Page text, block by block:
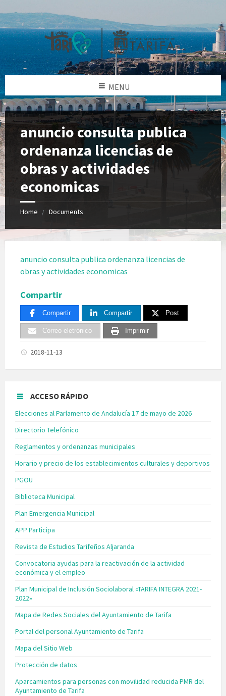
MENU
anuncio consulta publica
ordenanza licencias de
obras y actividades
economicas
Home Documents
anuncio consulta publica ordenanza licencias de
obras y actividades economicas
Compartir
Compartir Compartir Post
Correo eletrónico Imprimir
2018-11-13
ACCESO RÁPIDO
Elecciones al Parlamento de Andalucía 17 de mayo de 2026
Directorio Telefónico
Reglamentos y ordenanzas municipales
Horario y precio de los establecimientos culturales y deportivos
PGOU
Biblioteca Municipal
Plan Emergencia Municipal
APP Participa
Revista de Estudios Tarifeños Aljaranda
Convocatoria ayudas para la reactivación de la actividad
económica y el empleo
Plan Municipal de Inclusión Sociolaboral «TARIFA INTEGRA 2021-
2022»
Mapa de Redes Sociales del Ayuntamiento de Tarifa
Portal del personal Ayuntamiento de Tarifa
Mapa del Sitio Web
Protección de datos
Aparcamientos para personas con movilidad reducida PMR del
Ayuntamiento de Tarifa